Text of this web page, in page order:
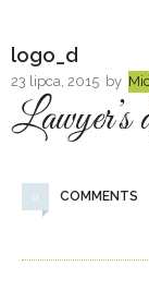
logo_d
23 lipca, 2015 by
0 COMMENTS